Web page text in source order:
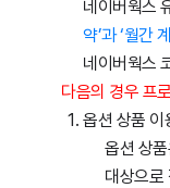
네이버웍스
약’과 ‘월간
네이버웍스
다음의 경우 프
옵션 상품 이
옵션 상
대상으로